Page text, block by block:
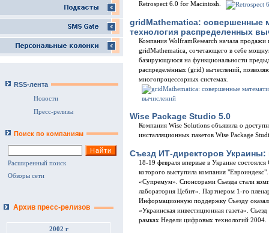
RSS-лента
Новости
Пресс-релизы
Поиск по компаниям
Расширенный поиск
Обзоры сети
Архив пресс-релизов
2002 г
Retrospect 6.0 for Macintosh.
gridMathematica: совершенные
технология распределенных
Компания WolframResearch начала продажи
gridMathematica, сочетающего в себе
базирующуюся на функциональности
распределённых (grid) вычеслений,
многопроцессорных системах.
Wise Package Studio 5.0
Компания Wise Solutions объявила о
инсталляционных пакетов Wise Package
Съезд ИТ-директоров Украины:
18-19 февраля впервые в Украине
которого выступила компания
«Супремум». Спонсорами Съезда стали
лаборатория Цебит». Партнером 1-го
Информационную поддержку Съезду
«Украинская инвестиционная газета».
рамках Недели цифровых технологий 2004.